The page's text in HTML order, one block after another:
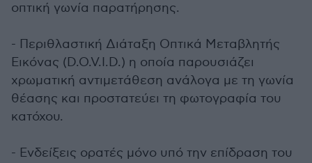
οπτική γωνία παρατήρησης.
- Περιθλαστική Διάταξη Οπτικά Μεταβλητής
Εικόνας (D.O.V.I.D.) η οποία παρουσιάζει
χρωματική αντιμετάθεση ανάλογα με τη γωνία
θέασης και προστατεύει τη φωτογραφία του
κατόχου.
- Ενδείξεις ορατές μόνο υπό την επίδραση του